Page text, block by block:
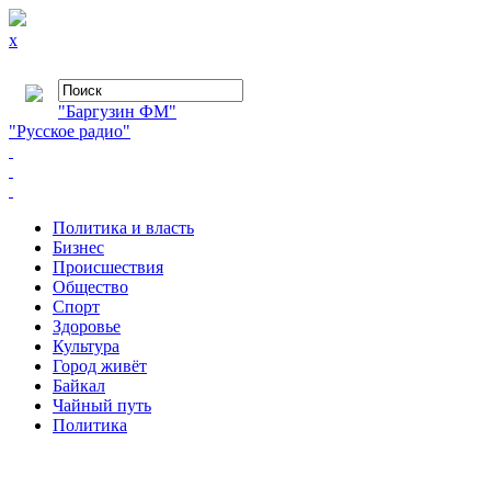
x
"Баргузин ФМ"
"Русское радио"
Политика и власть
Бизнес
Происшествия
Общество
Cпорт
Здоровье
Культура
Город живёт
Байкал
Чайный путь
Политика